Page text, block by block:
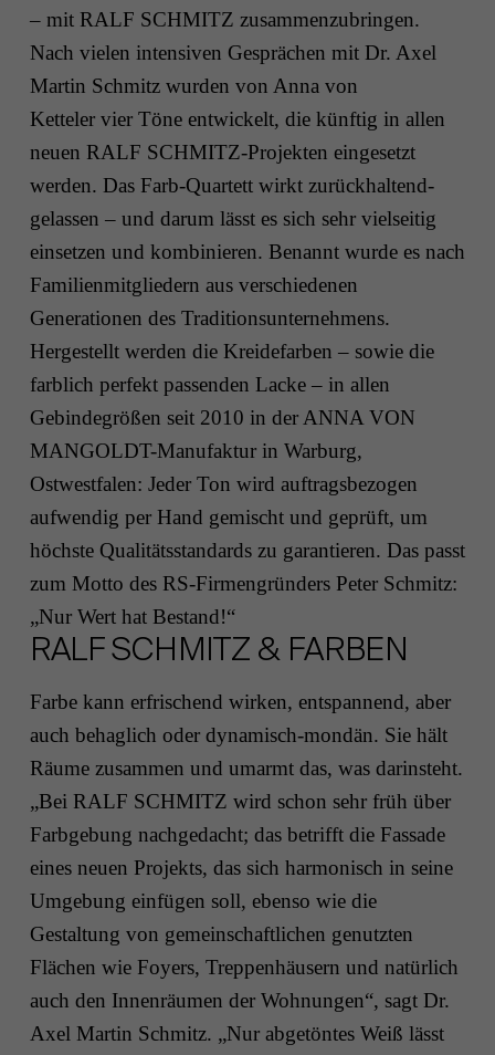
– mit RALF SCHMITZ zusammenzubringen.
Nach vielen intensiven Gesprächen mit Dr. Axel
Martin Schmitz wurden von Anna von
Ketteler vier Töne entwickelt, die künftig in allen
neuen RALF SCHMITZ-Projekten eingesetzt
werden. Das Farb-Quartett wirkt zurückhaltend-
gelassen – und darum lässt es sich sehr vielseitig
einsetzen und kombinieren. Benannt wurde es nach
Familienmitgliedern aus verschiedenen
Generationen des Traditionsunternehmens.
Hergestellt werden die Kreidefarben – sowie die
farblich perfekt passenden Lacke – in allen
Gebindegrößen seit 2010 in der ANNA VON
MANGOLDT-Manufakturin Warburg,
Ostwestfalen: Jeder Ton wird auftragsbezogen
aufwendig per Hand gemischt und geprüft, um
höchste Qualitätsstandards zu garantieren. Das passt
zum Motto des RS-Firmengründers Peter Schmitz:
„Nur Wert hat Bestand!“
RALF SCHMITZ & FARBEN
Farbe kann erfrischend wirken, entspannend, aber
auch behaglich oder dynamisch-mondän. Sie hält
Räume zusammen und umarmt das, was darinsteht.
„Bei RALF SCHMITZ wird schon sehr früh über
Farbgebung nachgedacht; das betrifft die Fassade
eines neuen Projekts, das sich harmonisch in seine
Umgebung einfügen soll, ebenso wie die
Gestaltung von gemeinschaftlichen genutzten
Flächen wie Foyers, Treppenhäusern und natürlich
auch den Innenräumen der Wohnungen“, sagt Dr.
Axel Martin Schmitz. „Nur abgetöntes Weiß lässt